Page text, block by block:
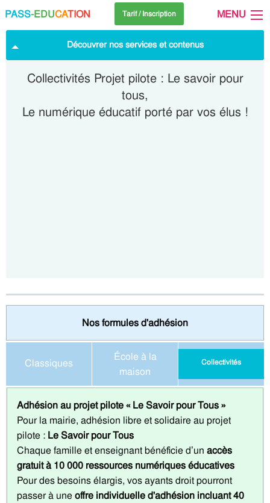
PASS-EDUCATION Tarif / Inscription MENU
Découvrer nos services et contenus
Collectivités Projet pilote : Le savoir pour
tous,
Le numérique éducatif porté par vos élus !
Nos formules d'adhésion
Classiques
École à la
maison
Collectivités
Adhésion au projet pilote « Le Savoir pour Tous »
Pour la mairie, adhésion libre et solidaire au projet
pilote : Le Savoir pour Tous
Chaque famille et enseignant bénéficie d’un accès
gratuit à 10 000 ressources numériques éducatives
Pour des besoins élargis, vos ayants droit pourront
passer à uneoffre individuelle d'adhésion incluant 40